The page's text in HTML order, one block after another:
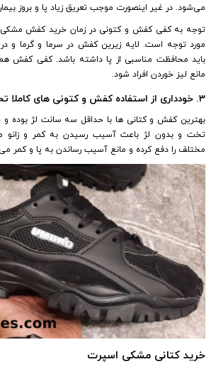
می‌شود. در غیر اینصورت موجب تعریق زیاد پا و بروز
توجه به کفی کفش و کتونی در زمان خرید کفش مشکی
مورد توجه است. لایه زیرین کفش در سرما و گرما و
باید محافظت مناسبی از پا داشته باشد. کفی کفش
مانع لیز خوردن افراد شود.
۳. خودداری از استفاده کفش و کتونی های کاملا تخت
بهترین کفش و کتانی ها با حداقل سه سانت لژ بوده
تخت و بدون لژ باعث آسیب رسیدن به کمر و
مختلف را دفع کرده و مانع آسیب رساندن به پا و کمر
خرید کتانی مشکی اسپرت